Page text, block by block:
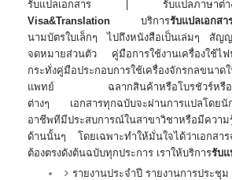
รับแปลเอกสาร | รับแปลภาษาต่
Visa&Translation บริการรับแปลเอกสา
นามบัตรใบเล็กๆ ไปถึงหนังสือเป็นเล่มๆ สัญ
จดหมายส่วนตัว คู่มือการใช้งานเครื่องใช้ไ
กระทั่งคู่มือประกอบการใช้เครื่องจักรกลขนา
แพทย์ ฉลากสินค้าหรือโบรชัวร์หรืองา
ต่างๆ เอกสารทุกฉบับจะผ่านการแปลโดยนั
อาชีพทีมีประสบการณ์ในสาขาวิชาหรือมีความ
ด้านนั้นๆ โดยเฉพาะทำให้มั่นใจได้ว่าเอกสา
ต้องตรงดังต้นฉบับทุกประการ เราให้บริการรับแ
รายงานประจำปี รายงานการประชุม